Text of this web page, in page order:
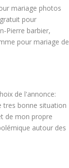
mariage photos
pour
Pierre barbier,
pour mariage de
de l'annonce:
tres bonne situation
de mon propre
autour des